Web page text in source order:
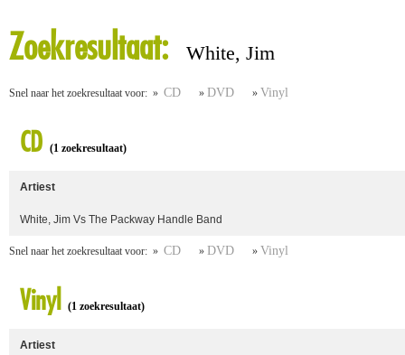
Zoekresultaat: White, Jim
Snel naar het zoekresultaat voor: » CD » DVD » Vinyl
CD (1 zoekresultaat)
Artiest
White, Jim Vs The Packway Handle Band
Snel naar het zoekresultaat voor: » CD » DVD » Vinyl
Vinyl (1 zoekresultaat)
Artiest